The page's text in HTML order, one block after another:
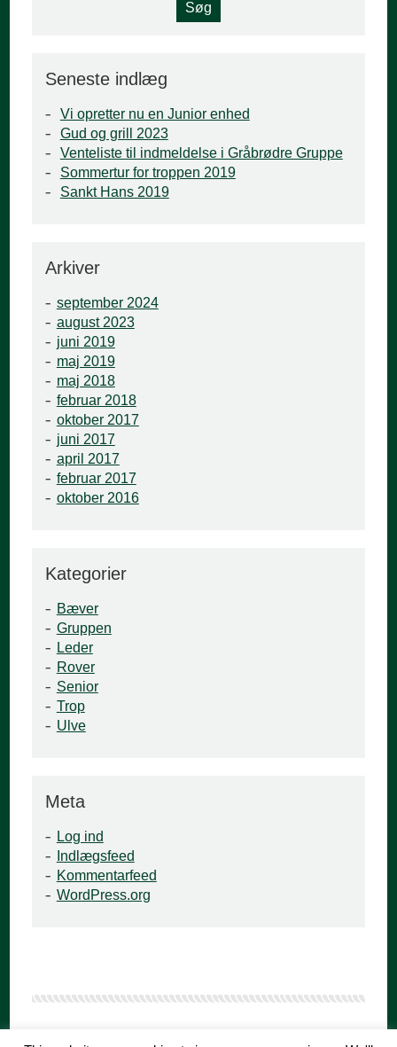
Seneste indlæg
Vi opretter nu en Junior enhed
Gud og grill 2023
Venteliste til indmeldelse i Gråbrødre Gruppe
Sommertur for troppen 2019
Sankt Hans 2019
Arkiver
september 2024
august 2023
juni 2019
maj 2019
maj 2018
februar 2018
oktober 2017
juni 2017
april 2017
februar 2017
oktober 2016
Kategorier
Bæver
Gruppen
Leder
Rover
Senior
Trop
Ulve
Meta
Log ind
Indlægsfeed
Kommentarfeed
WordPress.org